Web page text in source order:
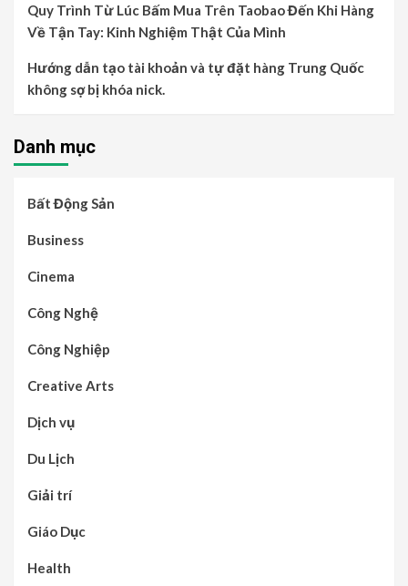
Quy Trình Từ Lúc Bấm Mua Trên Taobao Đến Khi Hàng
Về Tận Tay: Kinh Nghiệm Thật Của Mình
Hướng dẫn tạo tài khoản và tự đặt hàng Trung Quốc
không sợ bị khóa nick.
Danh mục
Bất Động Sản
Business
Cinema
Công Nghệ
Công Nghiệp
Creative Arts
Dịch vụ
Du Lịch
Giải trí
Giáo Dục
Health